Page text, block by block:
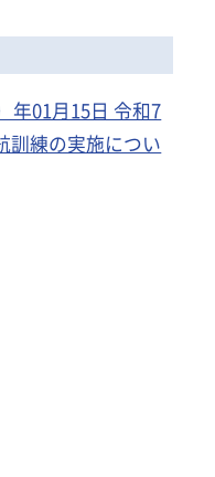
年01月15日 令和7
訓練の実施につい